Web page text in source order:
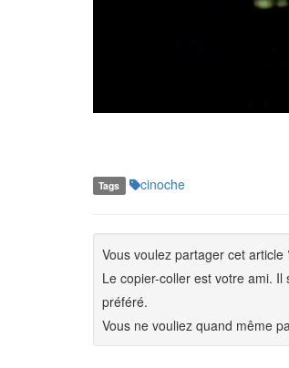
Tags cinoche
Vous voulez partager cet
Le copier-coller est votre ami.
préféré.
Vous ne vouliez quand même